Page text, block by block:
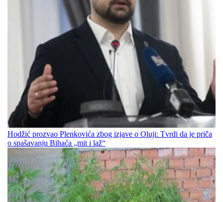
Hodžić prozvao Plenkovića zbog izjave o Oluji: Tvrdi da je priča
o spašavanju Bihaća „mit i laž“